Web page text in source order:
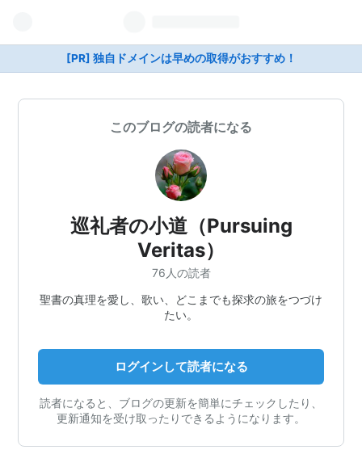
[PR] 独自ドメインは早めの取得がおすすめ！
このブログの読者になる
巡礼者の小道（Pursuing
Veritas）
76人の読者
聖書の真理を愛し、歌い、どこまでも探求の旅をつづけ
たい。
ログインして読者になる
読者になると、ブログの更新を簡単にチェックしたり、
更新通知を受け取ったりできるようになります。